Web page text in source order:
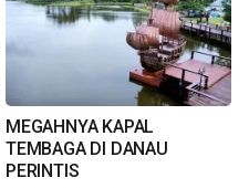
MEGAHNYA KAPAL
TEMBAGA DI DANAU
PERINTIS